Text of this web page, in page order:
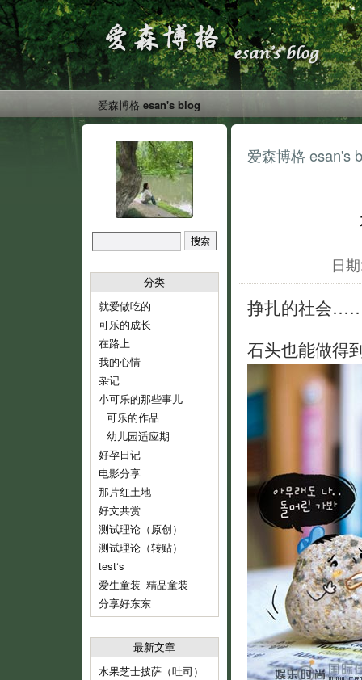
爱森博格 esan's blog
分类
就爱做吃的
可乐的成长
在路上
我的心情
杂记
小可乐的那些事儿
可乐的作品
幼儿园适应期
好孕日记
电影分享
那片红土地
好文共赏
测试理论（原创）
测试理论（转贴）
test‘s
爱生童装–精品童装
分享好东东
最新文章
水果芝士披萨（吐司）
爱森博格 esan's
日
挣扎的社会
石头也能做得